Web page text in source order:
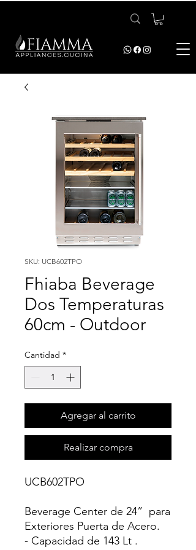
SKU: UCB602TPO
Fhiaba Beverage
Dos Temperaturas
60cm - Outdoor
Cantidad *
Agregar al carrito
Realizar compra
UCB602TPO
Beverage Center de 24” para
Exteriores Puerta de Acero.
- Capacidad de 143 Lt .